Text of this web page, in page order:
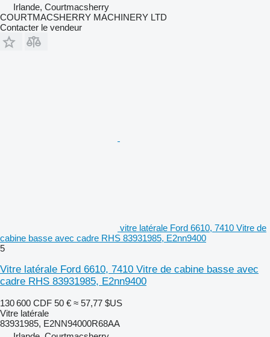
Irlande, Courtmacsherry
COURTMACSHERRY MACHINERY LTD
Contacter le vendeur
vitre latérale Ford 6610, 7410 Vitre de
cabine basse avec cadre RHS 83931985, E2nn9400
5
Vitre latérale Ford 6610, 7410 Vitre de cabine basse avec
cadre RHS 83931985, E2nn9400
130 600 CDF 50 € ≈ 57,77 $US
Vitre latérale
83931985, E2NN94000R68AA